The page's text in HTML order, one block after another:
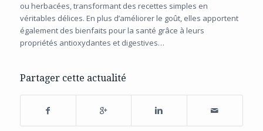
ou herbacées, transformant des recettes simples en
véritables délices. En plus d’améliorer le goût, elles apportent
également des bienfaits pour la santé grâce à leurs
propriétés antioxydantes et digestives…
Partager cette actualité